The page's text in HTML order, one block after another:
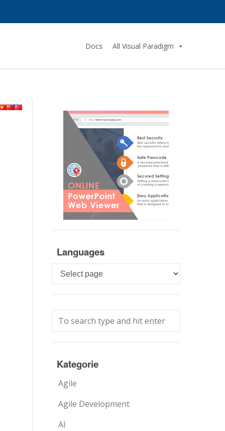
Docs All Visual Paradigm
Languages
Languages
Kategorie
Agile
Agile Development
AI